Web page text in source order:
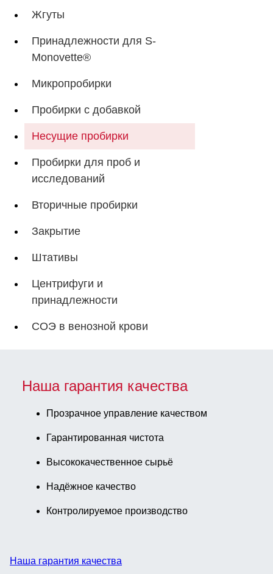
Жгуты
Принадлежности для S-
Monovette®
Микропробирки
Пробирки с добавкой
Несущие пробирки
Пробирки для проб и
исследований
Вторичные пробирки
Закрытие
Штативы
Центрифуги и
принадлежности
СОЭ в венозной крови
Наша гарантия качества
Прозрачное управление качеством
Гарантированная чистота
Высококачественное сырьё
Надёжное качество
Контролируемое производство
Наша гарантия качества